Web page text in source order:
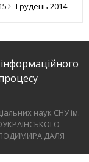
Грудень 2014
наук СНУ ім.
ДАЛЯ